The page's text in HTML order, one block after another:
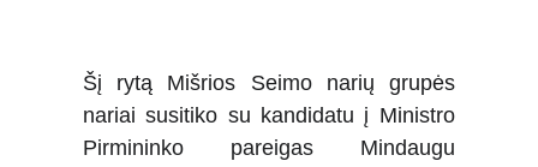
Šį rytą Mišrios Seimo narių grupės
nariai susitiko su kandidatu į Ministro
Pirmininko pareigas Mindaugu